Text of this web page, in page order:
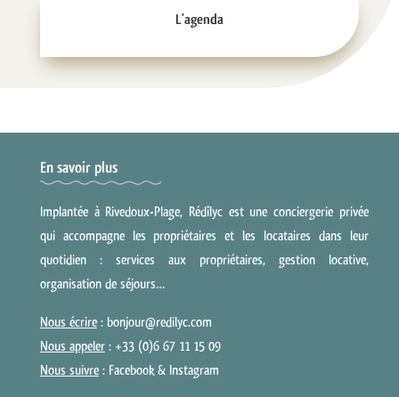
L'agenda
En savoir plus
Implantée à Rivedoux-Plage, Rédîlyc est une conciergerie privée
qui accompagne les propriétaires et les locataires dans leur
quotidien : services aux propriétaires, gestion locative,
organisation de séjours…
Nous écrire: bonjour@redilyc.com
Nous appeler: +33 (0)6 67 11 15 09
Nous suivre: Facebook& Instagram